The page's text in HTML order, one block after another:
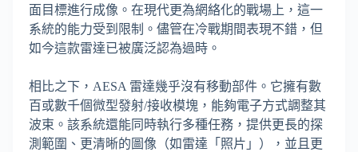
面目標進行成像。在現代更為網絡化的戰場上，這一
系統的能力受到限制。儘管在冷戰期間表現不錯，但
如今這款雷達已被廣泛認為過時。
相比之下，AESA 雷達幾乎沒有移動部件。它擁有數
百或數千個微型發射/接收模塊，能夠電子方式調整其
波束。該系統還能同時執行多種任務，提供更長的探
測範圍、更清晰的圖像（如雷達「照片」），並且更